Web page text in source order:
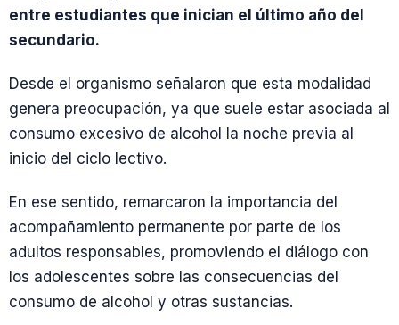
entre estudiantes que inician el último año del
secundario.
Desde el organismo señalaron que esta modalidad
genera preocupación, ya que suele estar asociada al
consumo excesivo de alcohol la noche previa al
inicio del ciclo lectivo.
En ese sentido, remarcaron la importancia del
acompañamiento permanente por parte de los
adultos responsables, promoviendo el diálogo con
los adolescentes sobre las consecuencias del
consumo de alcohol y otras sustancias.